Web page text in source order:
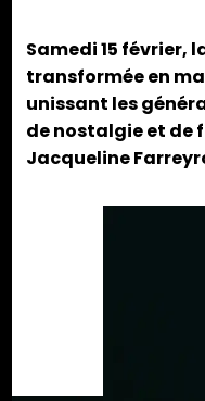
Samedi 15 février,
transformée en
unissant les
de nostalgie et de
Jacqueline